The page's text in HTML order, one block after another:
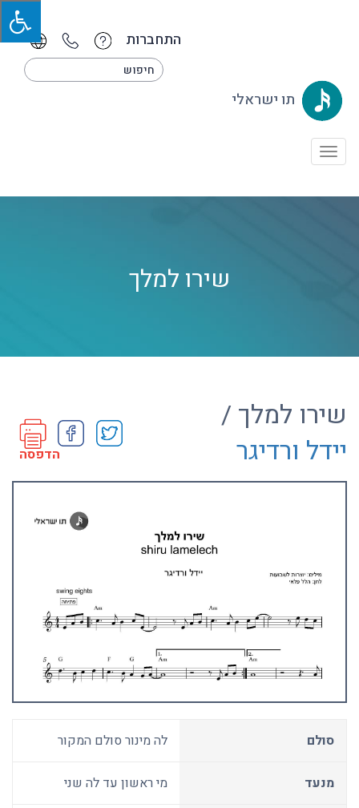
התחברות
תו ישראלי
Toggle
שירו למלך
שירו למלך /
יידל ורדיגר
הדפסה
סולם לה מינור סולם המקור
מנעד מי ראשון עד לה שני